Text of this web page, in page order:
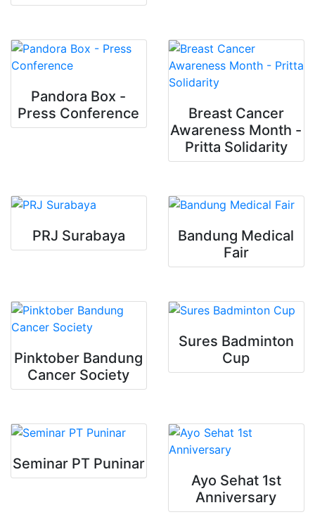
Pandora Box -
Press Conference
Breast Cancer
Awareness Month -
Pritta Solidarity
PRJ Surabaya
Bandung Medical
Fair
Pinktober Bandung
Cancer Society
Sures Badminton
Cup
Seminar PT Puninar
Ayo Sehat 1st
Anniversary